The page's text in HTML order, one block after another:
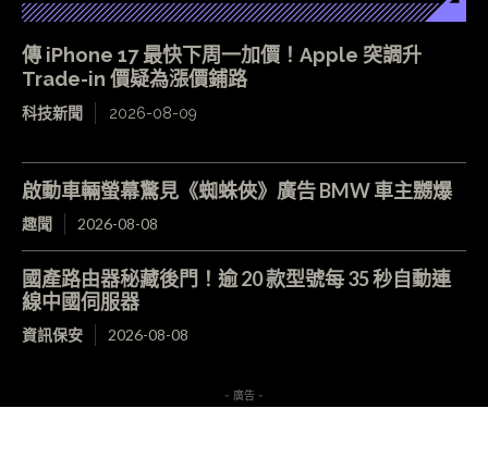
傳 iPhone 17 最快下周一加價！Apple 突調升
Trade-in 價疑為漲價鋪路
科技新聞 2026-08-09
啟動車輛螢幕驚見《蜘蛛俠》廣告 BMW 車主嬲爆
趣聞 2026-08-08
國產路由器秘藏後門！逾 20 款型號每 35 秒自動連
線中國伺服器
資訊保安 2026-08-08
- 廣告 -